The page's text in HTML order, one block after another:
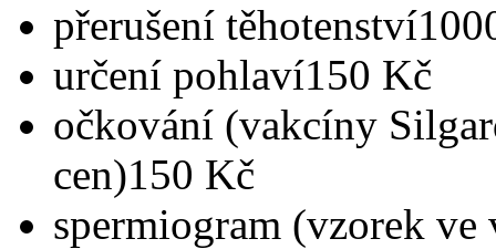
přerušení těhotenství
určení pohlaví150 Kč
očkování (vakcíny
cen)150 Kč
spermiogram (vzorek ve